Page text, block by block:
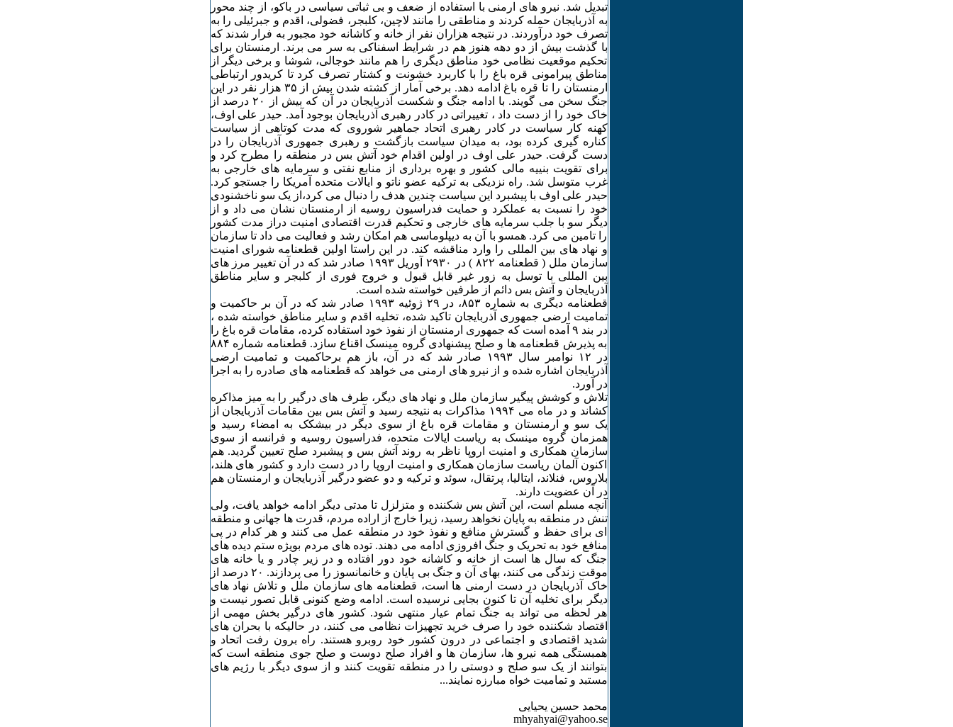
تبدیل شد. نیرو های ارمنی با استفاده از ضعف و بی ثباتی سیاسی در باکو، از چند محور
به آذربایجان حمله کردند و مناطقی را مانند لاچین، کلبجر، فضولی، اقدم و جبرئیلی را به
تصرف خود درآوردند. در نتیجه هزاران نفر از خانه و کاشانه خود مجبور به فرار شدند که
با گذشت بیش از دو دهه هنوز هم در شرایط اسفناکی به سر می برند. ارمنستان برای
تحکیم موقعیت نظامی خود مناطق دیگری را هم مانند خوجالی، شوشا و برخی دیگر از
مناطق پیرامونی قره باغ را با کاربرد خشونت و کشتار تصرف کرد تا کریدور ارتباطی
ارمنستان را تا قره باغ ادامه دهد. برخی آمار از کشته شدن بیش از ٣۵ هزار نفر در این
جنگ سخن می گویند. با ادامه جنگ و شکست آذربایجان در آن که بیش از ۲۰ درصد از
خاک خود را از دست داد ، تغییراتی در کادر رهبری آذربایجان بوجود آمد. حیدر علی اوف،
کهنه کار سیاست در کادر رهبری اتحاد جماهیر شوروی که مدت کوتاهی از سیاست
کناره گیری کرده بود، به میدان سیاست بازگشت و رهبری جمهوری آذربایجان را در
دست گرفت. حیدر علی اوف در اولین اقدام خود آتش بس در منطقه را مطرح کرد و
برای تقویت بنییه مالی کشور و بهره برداری از منابع نفتی و سرمایه های خارجی به
غرب متوسل شد. راه نزدیکی به ترکیه عضو ناتو و ایالات متحده آمریکا را جستجو کرد.
حیدر علی اوف با پیشبرد این سیاست چندین هدف را دنبال می کرد،از یک سو ناخشنودی
خود را نسبت به عملکرد و حمایت فدراسیون روسیه از ارمنستان نشان می داد و از
دیگر سو با جلب سرمایه های خارجی و تحکیم قدرت اقتصادی امنیت دراز مدت کشور
را تامین می کرد. همسو با آن به دیپلوماسی هم امکان رشد و فعالیت می داد تا سازمان
و نهاد های بین المللی را وارد مناقشه کند. در این راستا اولین قطعنامه شورای امنیت
سازمان ملل ( قطعنامه ٨۲۲ ) در ۲۹٣۰ آوریل ۱۹۹٣ صادر شد که در آن تغییر مرز های
بین المللی با توسل به زور غیر قابل قبول و خروج فوری از کلبجر و سایر مناطق
آذربایجان و آتش بس دائم از طرفین خواسته شده است.
قطعنامه دیگری به شماره ٨۵٣، در ۲۹ ژوئیه ۱۹۹٣ صادر شد که در آن بر حاکمیت و
تمامیت ارضی جمهوری آذربایجان تاکید شده، تخلیه اقدم و سایر مناطق خواسته شده ،
در بند ۹ آمده است که جمهوری ارمنستان از نفوذ خود استفاده کرده، مقامات قره باغ را
به پذیرش قطعنامه ها و صلح پیشنهادی گروه مینسک اقناع سازد. قطعنامه شماره ٨٨۴
در ۱۲ نوامبر سال ۱۹۹٣ صادر شد که در آن، باز هم برحاکمیت و تمامیت ارضی
آذربایجان اشاره شده و از نیرو های ارمنی می خواهد که قطعنامه های صادره را به اجرا
در آورد.
تلاش و کوشش پیگیر سازمان ملل و نهاد های دیگر، طرف های درگیر را به میز مذاکره
کشاند و در ماه می ۱۹۹۴ مذاکرات به نتیجه رسید و آتش بس بین مقامات آذربایجان از
یک سو و ارمنستان و مقامات قره باغ از سوی دیگر در بیشکک به امضاء رسید و
همزمان گروه مینسک به ریاست ایالات متحده، فدراسیون روسیه و فرانسه از سوی
سازمان همکاری و امنیت اروپا ناظر به روند آتش بس و پیشبرد صلح تعیین گردید. هم
اکنون آلمان ریاست سازمان همکاری و امنیت اروپا را در دست دارد و کشور های هلند،
بلاروس، فنلاند، ایتالیا، پرتقال، سوئد و ترکیه و دو عضو درگیر آذربایجان و ارمنستان هم
در آن عضویت دارند.
آنچه مسلم است، این آتش بس شکننده و متزلزل تا مدتی دیگر ادامه خواهد یافت، ولی
تنش در منطقه به پایان نخواهد رسید، زیرا خارج از اراده مردم، قدرت ها جهانی و منطقه
ای برای حفظ و گسترش منافع و نفوذ خود در منطقه عمل می کنند و هر کدام در پی
منافع خود به تحریک و جنگ افروزی ادامه می دهند. توده های مردم بویژه ستم دیده های
جنگ که سال ها است از خانه و کاشانه خود دور افتاده و در زیر چادر و یا خانه های
موقت زندگی می کنند، بهای آن و جنگ بی پایان و خانمانسوز را می پردازند. ۲۰ درصد از
خاک آذربایجان در دست ارمنی ها است، قطعنامه های سازمان ملل و تلاش نهاد های
دیگر برای تخلیه آن تا کنون بجایی نرسیده است. ادامه وضع کنونی قابل تصور نیست و
هر لحظه می تواند به جنگ تمام عیار منتهی شود. کشور های درگیر بخش مهمی از
اقتصاد شکننده خود را صرف خرید تجهیزات نظامی می کنند، در حالیکه با بحران های
شدید اقتصادی و اجتماعی در درون کشور خود روبرو هستند. راه برون رفت اتحاد و
همبستگی همه نیرو ها، سازمان ها و افراد صلح دوست و صلح جوی منطقه است که
بتوانند از یک سو صلح و دوستی را در منطقه تقویت کنند و از سوی دیگر با رژیم های
مستبد و تمامیت خواه مبارزه نمایند...
محمد حسین یحیایی
mhyahyai@yahoo.se